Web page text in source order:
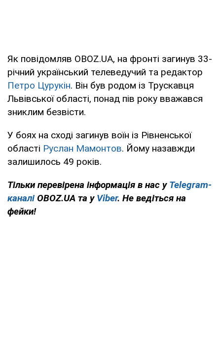
Як повідомляв OBOZ.UA, на фронті загинув 33-
річний український телеведучий та редактор
Петро Цурукін. Він був родом із Трускавця
Львівської області, понад пів року вважався
зниклим безвісти.
У боях на сході загинув воїн із Рівненської
області Руслан Мамонтов. Йому назавжди
залишилось 49 років.
Тільки перевірена інформація в нас у Telegram-
каналі OBOZ.UA та у Viber. Не ведіться на
фейки!